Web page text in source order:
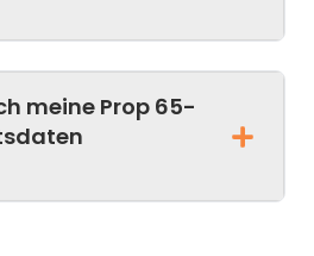
meine Prop 65-